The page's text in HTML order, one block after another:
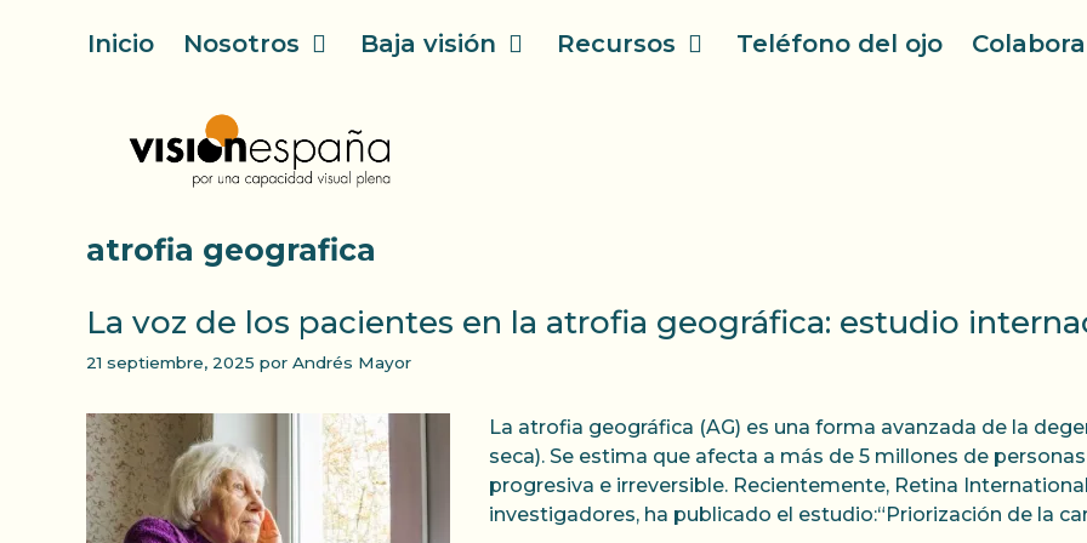
Inicio Nosotros Baja visión Recursos Teléfono del ojo Colabora
atrofia geografica
La voz de los pacientes en la atrofia geográfica: estudio
21 septiembre, 2025 por Andrés Mayor
La atrofia geográfica (AG) es una forma avanzada de la
seca). Se estima que afecta a más de 5 millones de
progresiva e irreversible. Recientemente, Retina
investigadores, ha publicado el estudio:“Priorización de la